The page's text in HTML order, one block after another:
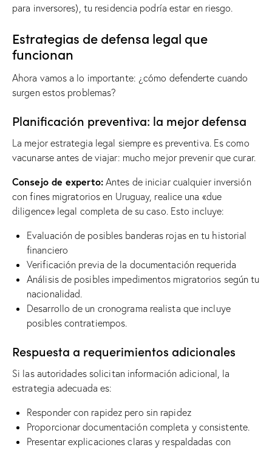
para inversores), tu residencia podría estar en riesgo.
Estrategias de defensa legal que
funcionan
Ahora vamos a lo importante: ¿cómo defenderte cuando
surgen estos problemas?
Planificación preventiva: la mejor defensa
La mejor estrategia legal siempre es preventiva. Es como
vacunarse antes de viajar: mucho mejor prevenir que curar.
Consejo de experto:Antes de iniciar cualquier inversión
con fines migratorios en Uruguay, realice una «due
diligence» legal completa de su caso. Esto incluye:
Evaluación de posibles banderas rojas en tu historial
financiero
Verificación previa de la documentación requerida
Análisis de posibles impedimentos migratorios según tu
nacionalidad.
Desarrollo de un cronograma realista que incluye
posibles contratiempos.
Respuesta a requerimientos adicionales
Si las autoridades solicitan información adicional, la
estrategia adecuada es:
Responder con rapidez pero sin rapidez
Proporcionar documentación completa y consistente.
Presentar explicaciones claras y respaldadas con